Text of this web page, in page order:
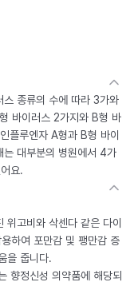
스 종류의 수에 따라 3가와
바이러스 2가지와 B형 바
플루엔자 A형과 B형 바이
는 대부분의 병원에서 4가
요.
위고비와 삭센다 같은 다이
하여 포만감 및 팽만감 증
을 줍니다.
향정신성 의약품에 해당되